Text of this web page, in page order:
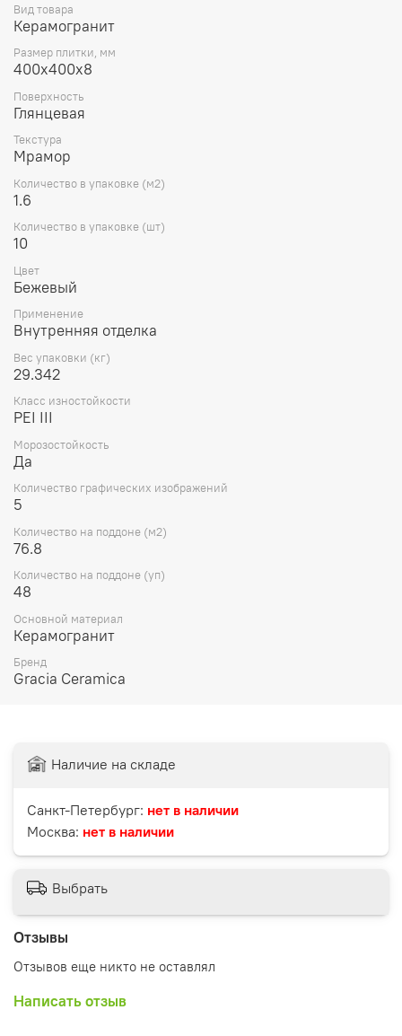
Вид товара
Керамогранит
Размер плитки, мм
400х400х8
Поверхность
Глянцевая
Текстура
Мрамор
Количество в упаковке (м2)
1.6
Количество в упаковке (шт)
10
Цвет
Бежевый
Применение
Внутренняя отделка
Вес упаковки (кг)
29.342
Класс изностойкости
PEI III
Морозостойкость
Да
Количество графических изображений
5
Количество на поддоне (м2)
76.8
Количество на поддоне (уп)
48
Основной материал
Керамогранит
Бренд
Gracia Ceramica
Отзывы
Отзывов еще никто не оставлял
Написать отзыв
Наличие на складе
Санкт-Петербург: нет в наличии
Москва: нет в наличии
Выбрать